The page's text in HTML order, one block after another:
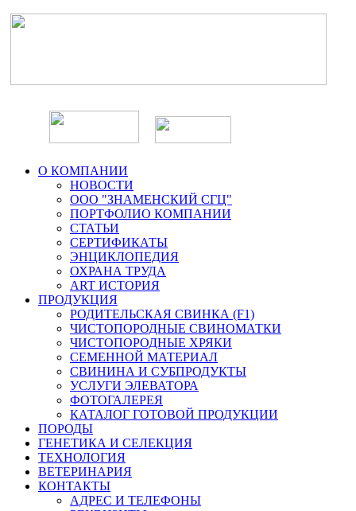
О КОМПАНИИ
НОВОСТИ
ООО "ЗНАМЕНСКИЙ СГЦ"
ПОРТФОЛИО КОМПАНИИ
СТАТЬИ
СЕРТИФИКАТЫ
ЭНЦИКЛОПЕДИЯ
ОХРАНА ТРУДА
ART ИСТОРИЯ
ПРОДУКЦИЯ
РОДИТЕЛЬСКАЯ СВИНКА (F1)
ЧИСТОПОРОДНЫЕ СВИНОМАТКИ
ЧИСТОПОРОДНЫЕ ХРЯКИ
СЕМЕННОЙ МАТЕРИАЛ
СВИНИНА И СУБПРОДУКТЫ
УСЛУГИ ЭЛЕВАТОРА
ФОТОГАЛЕРЕЯ
КАТАЛОГ ГОТОВОЙ ПРОДУКЦИИ
ПОРОДЫ
ГЕНЕТИКА И СЕЛЕКЦИЯ
ТЕХНОЛОГИЯ
ВЕТЕРИНАРИЯ
КОНТАКТЫ
АДРЕС И ТЕЛЕФОНЫ